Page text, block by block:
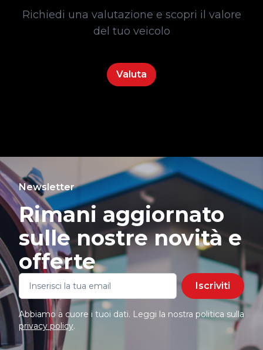
Richiedi una valutazione e scopri il valore
del tuo veicolo
Valuta
Newsletter
Rimani aggiornato
sulle nostre novità e
offerte
Iscriviti
Abbiamo a cuore i tuoi dati. Leggi la nostra politica sulla
privacy policy.